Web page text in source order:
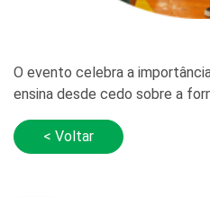
O evento celebra a
ensina desde cedo sobre a
< Voltar